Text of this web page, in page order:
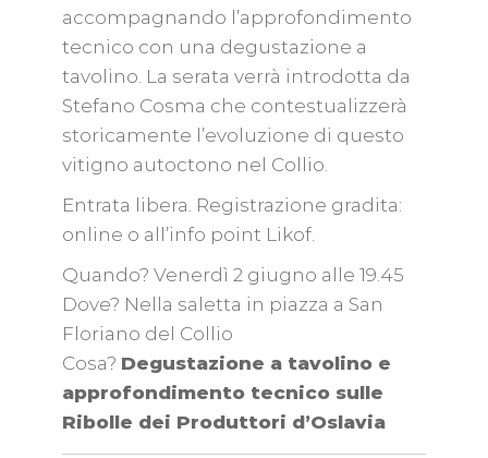
accompagnando l’approfondimento
tecnico con una degustazione a
tavolino. La serata verrà introdotta da
Stefano Cosma che contestualizzerà
storicamente l’evoluzione di questo
vitigno autoctono nel Collio.
Entrata libera. Registrazione gradita:
online o all’info point Likof.
Quando? Venerdì 2 giugno alle 19.45
Dove? Nella saletta in piazza a San
Floriano del Collio
Cosa? Degustazione a tavolino e
approfondimento tecnico sulle
Ribolle dei Produttori d’Oslavia